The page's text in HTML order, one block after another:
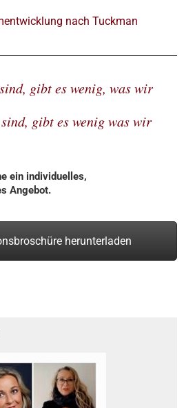
nach Tuckman
gibt es wenig, was wir
gibt es wenig was wir
ein individuelles,
Angebot.
herunterladen